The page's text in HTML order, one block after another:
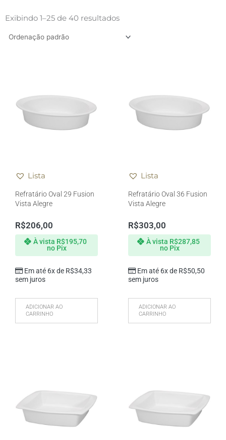
Exibindo 1–25 de 40 resultados
Lista
Refratário Oval 29 Fusion
Vista Alegre
R$206,00
Em até 6x de R$34,33
sem juros
À vista R$195,70
no Pix
ADICIONAR AO
CARRINHO
Lista
Refratário Oval 36 Fusion
Vista Alegre
R$303,00
Em até 6x de R$50,50
sem juros
À vista R$287,85
no Pix
ADICIONAR AO
CARRINHO